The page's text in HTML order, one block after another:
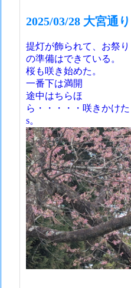
2025/03/28 大宮通り
提灯が飾られて、お祭り
の準備はできている。
桜も咲き始めた。
一番下は満開
途中はちらほ
ら・・・・・咲きかけた
s。